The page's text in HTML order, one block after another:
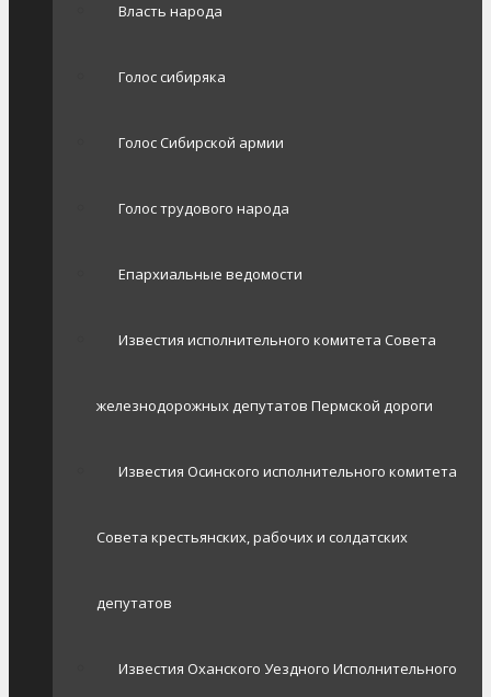
Власть народа
Голос сибиряка
Голос Сибирской армии
Голос трудового народа
Епархиальные ведомости
Известия исполнительного комитета Совета
железнодорожных депутатов Пермской дороги
Известия Осинского исполнительного комитета
Совета крестьянских, рабочих и солдатских
депутатов
Известия Оханского Уездного Исполнительного